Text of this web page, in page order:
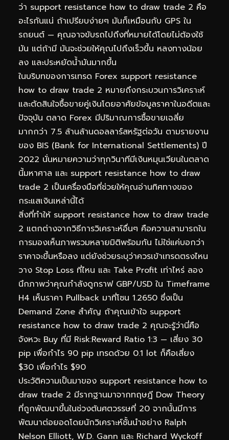
ว่า support resistance how to draw trade 2 คือ
อะไรกันแน่ ถ้าเปรียบง่ายๆ มันก็เหมือนกับ GPS ใน
รถยนต์ — คุณอาจขับรถไปถึงที่หมายได้โดยไม่ต้องใช้
มัน แต่ถ้ามี มันจะช่วยให้คุณไปถึงเร็วขึ้น หลงทางน้อย
ลง และประหยัดน้ำมันมากขึ้น
ในบริบทของการเทรด Forex support resistance
how to draw trade 2 หมายถึงกระบวนการวิเคราะห์
และตัดสินใจซื้อขายคู่เงินโดยอาศัยข้อมูลราคาในอดีตและ
ปัจจุบัน ตลาด Forex มีปริมาณการซื้อขายเฉลี่ย
มากกว่า 7.5 ล้านล้านดอลลาร์สหรัฐต่อวัน ตามรายงาน
ของ BIS (Bank for International Settlements) ปี
2022 นั่นหมายความว่าทุกวินาทีมีเงินหมุนเวียนในตลาด
นี้มหาศาล และ support resistance how to draw
trade 2 เป็นเครื่องมือที่ช่วยให้คุณอ่านทิศทางของ
กระแสเงินเหล่านี้ได้
สิ่งที่ทำให้ support resistance how to draw trade
2 แตกต่างจากวิธีการวิเคราะห์อื่นๆ คือความสามารถใน
การมองเห็นภาพรวมหลายมิติพร้อมกัน ไม่ใช่แค่บอกว่า
ราคาจะขึ้นหรือลง แต่ยังช่วยระบุว่าควรเข้าเทรดตรงไหน
วาง Stop Loss ที่ไหน และ Take Profit เท่าไหร่ ลอง
นึกภาพว่าคุณกำลังดูกราฟ GBP/USD ใน Timeframe
H4 เห็นราคา Pullback มาที่โซน 1.2650 ซึ่งเป็น
Demand Zone สำคัญ ถ้าคุณเข้าใจ support
resistance how to draw trade 2 คุณจะรู้ว่านี่คือ
จังหวะ Buy ที่มี Risk:Reward Ratio 1:3 — เสี่ยง 30
pip เพื่อกำไร 90 pip เทรดด้วย 0.1 lot ก็คือเสี่ยง
$30 เพื่อกำไร $90
ประวัติความเป็นมาของ support resistance how to
draw trade 2 มีรากฐานมาจากทฤษฎี Dow Theory
ที่ถูกพัฒนาขึ้นในช่วงต้นศตวรรษที่ 20 จากนั้นมีการ
พัฒนาต่อยอดโดยนักวิเคราะห์ชั้นนำอย่าง Ralph
Nelson Elliott, W.D. Gann และ Richard Wyckoff